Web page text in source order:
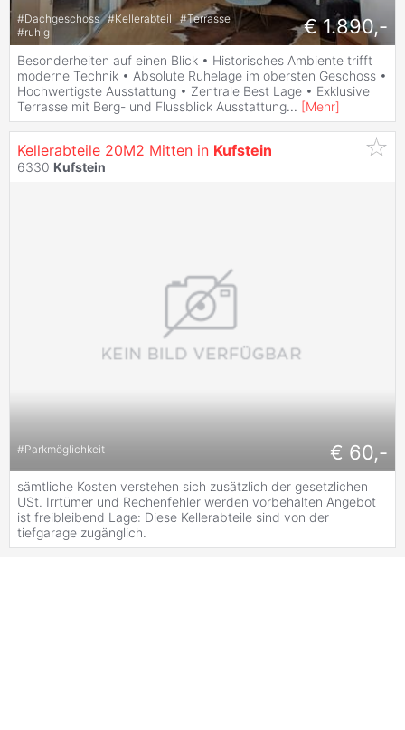
#Dachgeschoss #Kellerabteil #Terrasse
#ruhig € 1.890,-
Besonderheiten auf einen Blick • Historisches Ambiente trifft
moderne Technik • Absolute Ruhelage im obersten Geschoss •
Hochwertigste Ausstattung • Zentrale Best Lage • Exklusive
Terrasse mit Berg- und Flussblick Ausstattung... [Mehr]
Kellerabteile 20M2 Mitten in Kufstein
6330 Kufstein
#Parkmöglichkeit € 60,-
sämtliche Kosten verstehen sich zusätzlich der gesetzlichen
USt. Irrtümer und Rechenfehler werden vorbehalten Angebot
ist freibleibend Lage: Diese Kellerabteile sind von der
tiefgarage zugänglich.